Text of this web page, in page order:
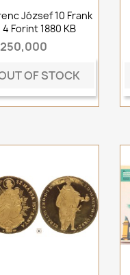
József 10 Frank
4 Forint 1880 KB
OF STOCK